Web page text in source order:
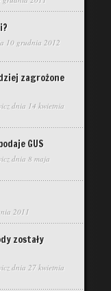
10 grudnia 2012
zagrożone
dnia 14 kwietnia
GUS
dnia 8 maja
2011
zostały
dnia 27 kwietnia